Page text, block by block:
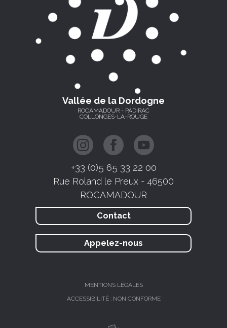
Vallée de la Dordogne
ROCAMADOUR - PADIRAC
COLLONGES-LA-ROUGE
+33 (0)5 65 33 22 00
Rue Roland le Preux - 46500
ROCAMADOUR
Contact
Appelez-nous
MENTIONS LÉGALES
ACCESSIBILITÉ : NON CONFORME